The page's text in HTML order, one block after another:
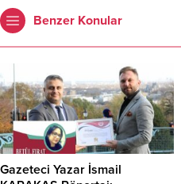
Benzer Konular
Gazeteci Yazar İsmail